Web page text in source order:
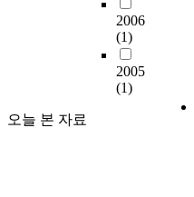
2006
(1)
2005
(1)
오늘 본 자료